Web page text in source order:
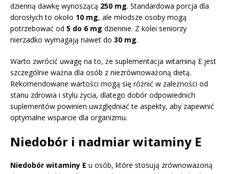
dzienną dawkę wynoszącą 250 mg. Standardowa porcja dla
dorosłych to około 10 mg, ale młodsze osoby mogą
potrzebować od 5 do 6 mg dziennie. Z kolei seniorzy
nierzadko wymagają nawet do 30 mg.
Warto zwrócić uwagę na to, że suplementacja witaminą E jest
szczególnie ważna dla osób z niezrównoważoną dietą.
Rekomendowane wartości mogą się różnić w zależności od
stanu zdrowia i stylu życia, dlatego dobór odpowiednich
suplementów powinien uwzględniać te aspekty, aby zapewnić
optymalne wsparcie dla organizmu.
Niedobór i nadmiar witaminy E
Niedobór witaminy E u osób, które stosują zrównoważoną